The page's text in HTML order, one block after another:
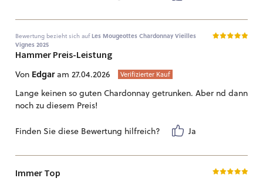
Bewertung bezieht sich aufLes Mougeottes Chardonnay Vieilles
Vignes 2025
Hammer Preis-Leistung
Von Edgaram 27.04.2026 Verifizierter Kauf
Lange keinen so guten Chardonnay getrunken. Aber nd dann
noch zu diesem Preis!
Finden Sie diese Bewertung hilfreich? Ja
Immer Top